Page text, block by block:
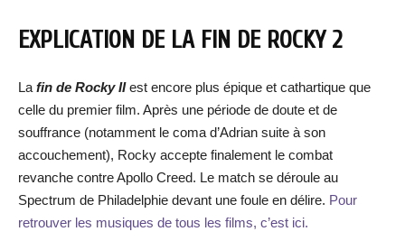
EXPLICATION DE LA FIN DE ROCKY 2
La fin de Rocky IIest encore plus épique et cathartique que
celle du premier film. Après une période de doute et de
souffrance (notamment le coma d’Adrian suite à son
accouchement), Rocky accepte finalement le combat
revanche contre Apollo Creed. Le match se déroule au
Spectrum de Philadelphie devant une foule en délire. Pour
retrouver les musiques de tous les films, c’est ici.